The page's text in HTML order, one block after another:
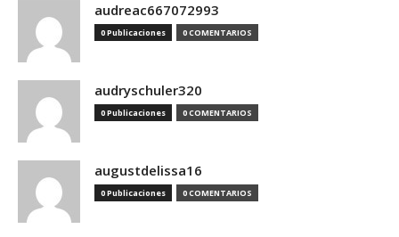
audreac667072993
0 Publicaciones 0 COMENTARIOS
audryschuler320
0 Publicaciones 0 COMENTARIOS
augustdelissa16
0 Publicaciones 0 COMENTARIOS